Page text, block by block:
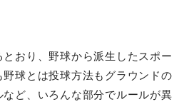
おり、野球から派生したスポー
球とは投球方法もグラウンドの
ど、いろんな部分でルールが異